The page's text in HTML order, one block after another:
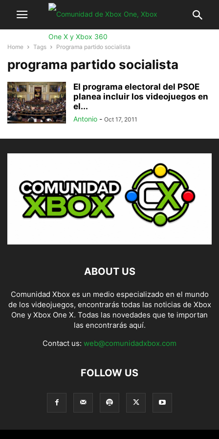
Home Tags Programa partido socialista
programa partido socialista
El programa electoral del PSOE
planea incluir los videojuegos en
el...
Antonio - Oct 17, 2011
ABOUT US
Comunidad Xbox es un medio especializado en el mundo
de los videojuegos, encontrarás todas las noticias de Xbox
One y Xbox One X. Todas las novedades que te importan
las encontrarás aquí.
Contact us: web@comunidadxbox.com
FOLLOW US